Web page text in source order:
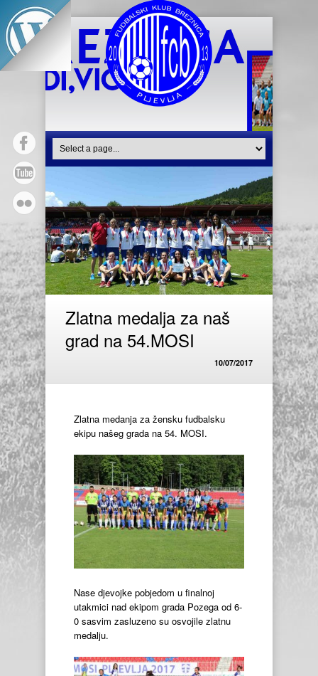
Zlatna medalja za naš
grad na 54.MOSI
10/07/2017
Zlatna medanja za žensku fudbalsku
ekipu našeg grada na 54. MOSI.
Nase djevojke pobjedom u finalnoj
utakmici nad ekipom grada Pozega od 6-
0 sasvim zasluzeno su osvojile zlatnu
medalju.